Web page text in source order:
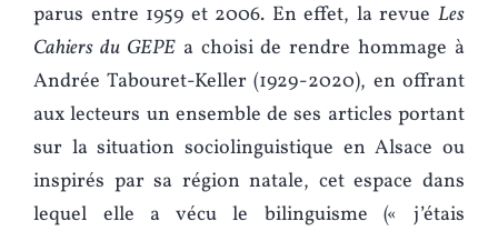
parus entre 1959 et 2006. En effet, la revue Les
Cahiers du GEPEa choisi de rendre hommage à
Andrée Tabouret-Keller (1929-2020), en offrant
aux lecteurs un ensemble de ses articles portant
sur la situation sociolinguistique en Alsace ou
inspirés par sa région natale, cet espace dans
lequel elle a vécu le bilinguisme (« j’étais